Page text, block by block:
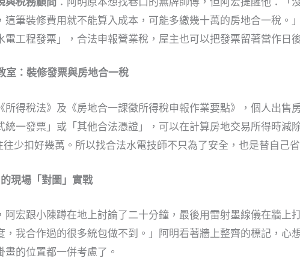
這筆裝修費用就不能算入成本，可能多繳幾十萬的房地合一稅。
電工程發票」，合法申報營業稅，屋主也可以把發票留著當作日
室：裝修發票與房地合一稅
所得稅法》及《房地合一課徵所得稅申報作業要點》，個人出售
統一發票」或「其他合法憑證」，可以在計算房地交易所得時減
少扣好幾萬。所以找合法水電技師不只為了安全，也是替自己省
現場「對圖」實戰
阿宏跟小陳蹲在地上討論了二十分鐘，最後用雷射墨線儀在牆上
，我合作過的很多統包做不到。」阿明看著牆上整齊的標記，心
畫的位置都一併考慮了。